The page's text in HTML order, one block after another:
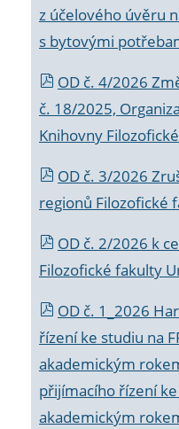
z účelového úvěru
s bytovými
OD č. 4/2026
č. 18/2025,
Knihovny
OD č. 3/2026
regionů Filozofické
OD č. 2/2026 k
Filozofické fakulty
OD č. 1_2026
řízení ke studiu na
akademickým
přijímacího řízení
akademickým